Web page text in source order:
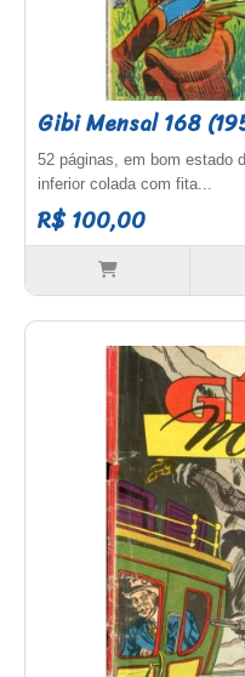
Gibi Mensal 168
52 páginas, em bom estado
inferior colada com fita...
R$ 100,00